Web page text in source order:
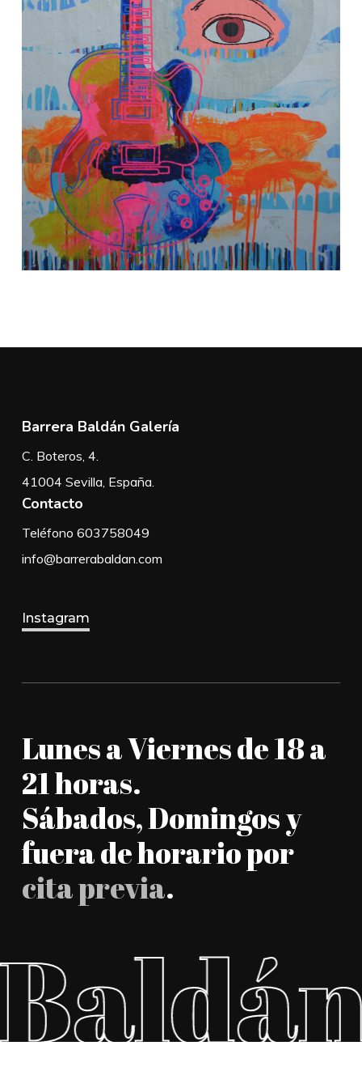
Barrera Baldán Galería
C. Boteros, 4.
41004 Sevilla, España.
Contacto
Teléfono 603758049
info@barrerabaldan.com
Instagram
Lunes a Viernes de 18 a
21 horas.
Sábados, Domingos y
fuera de horario por
cita previa.